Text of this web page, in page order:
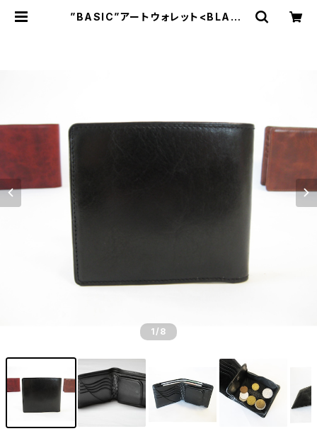
”BASIC”アートウォレット<BLACK
1 /8